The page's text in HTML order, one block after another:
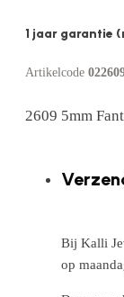
1 jaar garantie
Artikelcode
2609 5mm
Bij Kalli
op